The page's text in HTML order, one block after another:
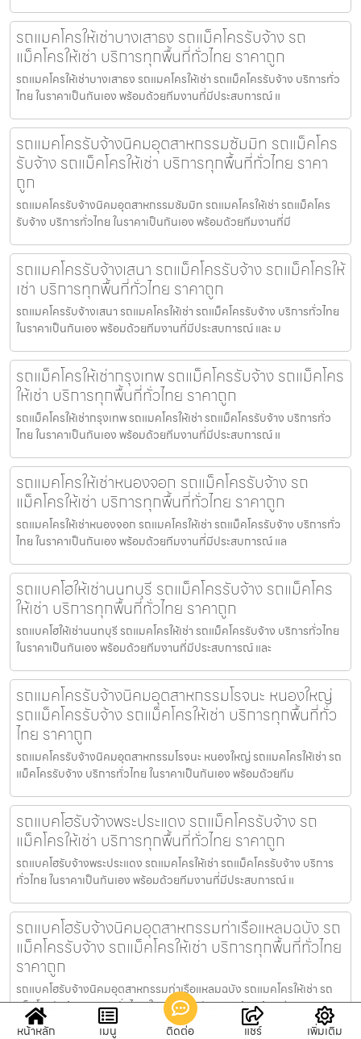
รถแมคโครให้เช่าบางเสาธง รถแม็คโครรับจ้าง รถ
แม็คโครให้เช่า บริการทุกพื้นที่ทั่วไทย ราคาถูก
รถแมคโครให้เช่าบางเสาธง รถแมคโครให้เช่า รถแม็คโครรับจ้าง บริการทั่ว
ไทย ในราคาเป็นกันเอง พร้อมด้วยทีมงานที่มีประสบการณ์ แ
รถแมคโครรับจ้างนิคมอุตสาหกรรมซัมมิท รถแม็คโคร
รับจ้าง รถแม็คโครให้เช่า บริการทุกพื้นที่ทั่วไทย ราคา
ถูก
รถแมคโครรับจ้างนิคมอุตสาหกรรมซัมมิท รถแมคโครให้เช่า รถแม็คโคร
รับจ้าง บริการทั่วไทย ในราคาเป็นกันเอง พร้อมด้วยทีมงานที่มี
รถแมคโครรับจ้างเสนา รถแม็คโครรับจ้าง รถแม็คโครให้
เช่า บริการทุกพื้นที่ทั่วไทย ราคาถูก
รถแมคโครรับจ้างเสนา รถแมคโครให้เช่า รถแม็คโครรับจ้าง บริการทั่วไทย
ในราคาเป็นกันเอง พร้อมด้วยทีมงานที่มีประสบการณ์ และ ม
รถแม็คโครให้เช่ากรุงเทพ รถแม็คโครรับจ้าง รถแม็คโคร
ให้เช่า บริการทุกพื้นที่ทั่วไทย ราคาถูก
รถแม็คโครให้เช่ากรุงเทพ รถแมคโครให้เช่า รถแม็คโครรับจ้าง บริการทั่ว
ไทย ในราคาเป็นกันเอง พร้อมด้วยทีมงานที่มีประสบการณ์ แ
รถแมคโครให้เช่าหนองจอก รถแม็คโครรับจ้าง รถ
แม็คโครให้เช่า บริการทุกพื้นที่ทั่วไทย ราคาถูก
รถแมคโครให้เช่าหนองจอก รถแมคโครให้เช่า รถแม็คโครรับจ้าง บริการทั่ว
ไทย ในราคาเป็นกันเอง พร้อมด้วยทีมงานที่มีประสบการณ์ แล
รถแบคโฮให้เช่านนทบุรี รถแม็คโครรับจ้าง รถแม็คโคร
ให้เช่า บริการทุกพื้นที่ทั่วไทย ราคาถูก
รถแบคโฮให้เช่านนทบุรี รถแมคโครให้เช่า รถแม็คโครรับจ้าง บริการทั่วไทย
ในราคาเป็นกันเอง พร้อมด้วยทีมงานที่มีประสบการณ์ และ
รถแมคโครรับจ้างนิคมอุตสาหกรรมโรจนะ หนองใหญ่
รถแม็คโครรับจ้าง รถแม็คโครให้เช่า บริการทุกพื้นที่ทั่ว
ไทย ราคาถูก
รถแมคโครรับจ้างนิคมอุตสาหกรรมโรจนะ หนองใหญ่ รถแมคโครให้เช่า รถ
แม็คโครรับจ้าง บริการทั่วไทย ในราคาเป็นกันเอง พร้อมด้วยทีม
รถแบคโฮรับจ้างพระประแดง รถแม็คโครรับจ้าง รถ
แม็คโครให้เช่า บริการทุกพื้นที่ทั่วไทย ราคาถูก
รถแบคโฮรับจ้างพระประแดง รถแมคโครให้เช่า รถแม็คโครรับจ้าง บริการ
ทั่วไทย ในราคาเป็นกันเอง พร้อมด้วยทีมงานที่มีประสบการณ์ แ
รถแบคโฮรับจ้างนิคมอุตสาหกรรมท่าเรือแหลมฉบัง รถ
แม็คโครรับจ้าง รถแม็คโครให้เช่า บริการทุกพื้นที่ทั่วไทย
ราคาถูก
รถแบคโฮรับจ้างนิคมอุตสาหกรรมท่าเรือแหลมฉบัง รถแมคโครให้เช่า รถ
แม็คโครรับจ้าง บริการทั่วไทย ในราคาเป็นกันเอง พร้อมด้วยทีม
หน้าหลัก
เมนู ติดต่อ แชร์ เพิ่มเติม